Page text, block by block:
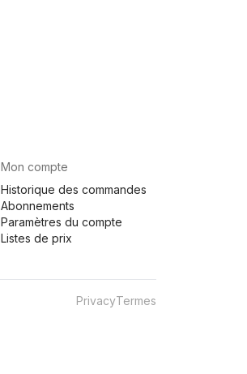
Mon compte
Historique des commandes
Abonnements
Paramètres du compte
Listes de prix
PrivacyTermes